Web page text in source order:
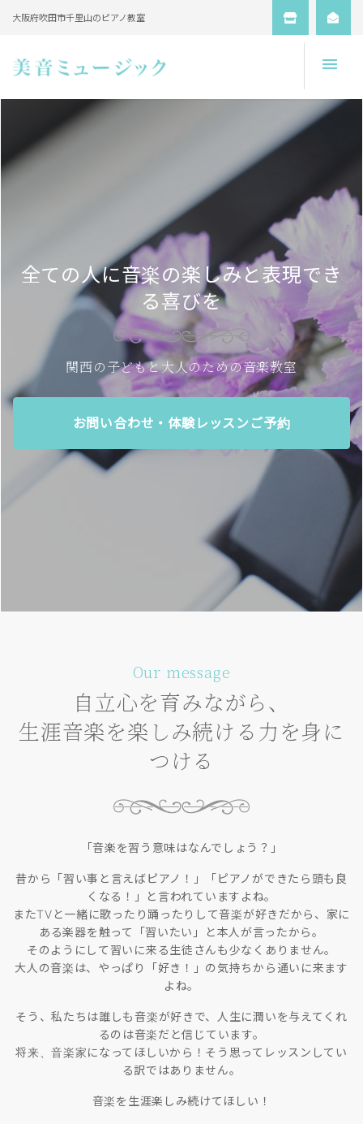
大阪府吹田市千里山のピアノ教室
全ての人に音楽の楽しみと表現でき
る喜びを
関西の子どもと大人のための音楽教室
お問い合わせ・体験レッスンご予約
Our message
自立心を育みながら、
生涯音楽を楽しみ続ける力を身に
つける
「音楽を習う意味はなんでしょう？」
昔から「習い事と言えばピアノ！」「ピアノができたら頭も良
くなる！」と言われていますよね。
またTVと一緒に歌ったり踊ったりして音楽が好きだから、家に
ある楽器を触って「習いたい」と本人が言ったから。
そのようにして習いに来る生徒さんも少なくありません。
大人の音楽は、やっぱり「好き！」の気持ちから通いに来ます
よね。
そう、私たちは誰しも音楽が好きで、人生に潤いを与えてくれ
るのは音楽だと信じています。
将来、音楽家になってほしいから！そう思ってレッスンしてい
る訳ではありません。
音楽を生涯楽しみ続けてほしい！